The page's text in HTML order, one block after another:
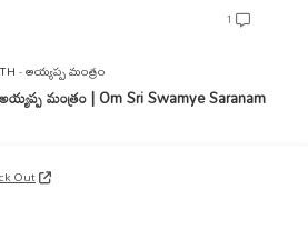
1
అయ్యప్ప మంత్రం
మంత్రం | Om Sri Swamye Saranam
Out